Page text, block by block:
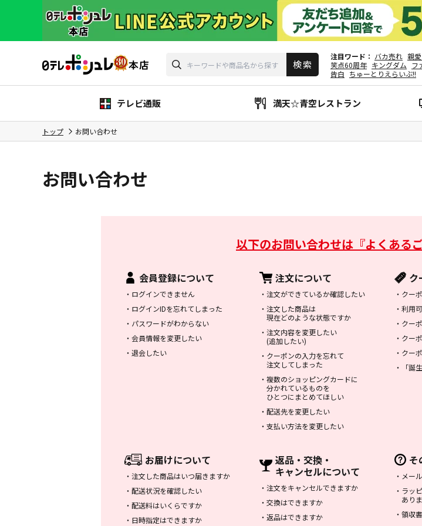
注目ワード バカ売れ 親
笑点60周年 キングダム フ
告白 ちゅーとりえらいぶ!!
テレビ通販 満天☆青空レストラン
トップ お問い合わせ
お問い合わせ
以下のお問い合わせは 『よくある
会員登録について
・ ログインできません
・ ログインIDを忘れてしまった
・ パスワードがわからない
・ 会員情報を変更したい
・ 退会したい
注文について
・ 注文ができているか確認したい
・ 注文した商品は
現在どのような状態ですか
・ 注文内容を変更したい
(追加したい)
・ クーポンの入力を忘れて
注文してしまった
・ 複数のショッピングカードに
分かれているものを
ひとつにまとめてほしい
・ 配送先を変更したい
・ 支払い方法を変更したい
ク
・ クー
・ 利用
・ クー
・ クー
・ クー
・
「誕
お届けについて
・ 注文した商品はいつ届きますか
・ 配送状況を確認したい
・ 配送料はいくらですか
・ 日時指定はできますか
返品・交換・
キャンセルについて
・ 注文をキャンセルできますか
・ 交換はできますか
・ 返品はできますか
そ
・ メー
・ ラッ
あり
・ 領収